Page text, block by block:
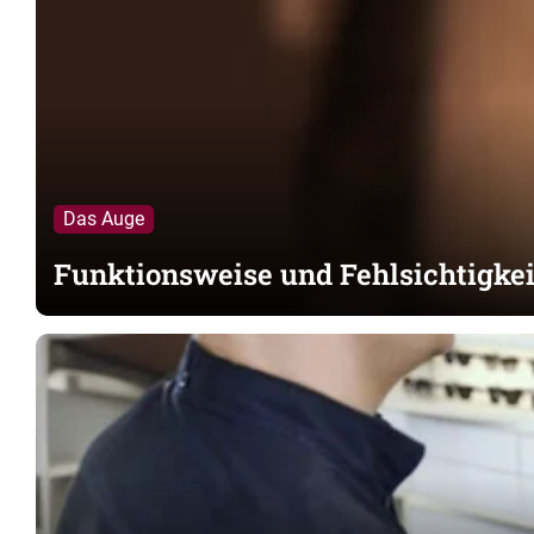
Das Auge
Funktionsweise und